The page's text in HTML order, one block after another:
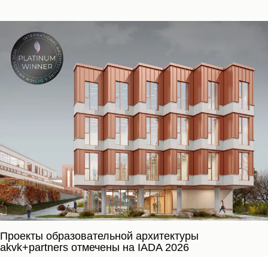
Проекты образовательной архитектуры
akvk+partners отмечены на IADA 2026